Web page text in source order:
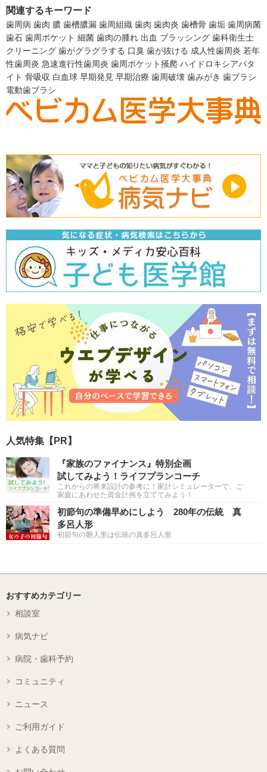
関連するキーワード
歯周病 歯肉 膿 歯槽膿漏 歯周組織 歯肉 歯肉炎 歯槽骨 歯垢 歯周病菌
歯石 歯周ポケット 細菌 歯肉の腫れ 出血 ブラッシング 歯科衛生士
クリーニング 歯がグラグラする 口臭 歯が抜ける 成人性歯周炎 若年
性歯周炎 急速進行性歯周炎 歯周ポケット掻爬 ハイドロキシアパタ
イト 骨吸収 白血球 早期発見 早期治療 歯周破壊 歯みがき 歯ブラシ
電動歯ブラシ
人気特集【PR】
『家族のファイナンス』特別企画
試してみよう！ライフプランコーチ
これからの将来設計の参考に！家計シミュレーターで、ご
家庭にあわせた資金計画を立ててみよう！
初節句の準備早めにしよう 280年の伝統 真
多呂人形
初節句の雛人形は伝統の真多呂人形
おすすめカテゴリー
相談室
病気ナビ
病院・歯科予約
コミュニティ
ニュース
ご利用ガイド
よくある質問